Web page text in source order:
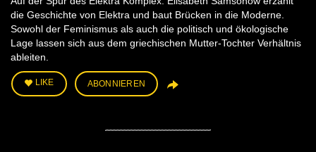
die Geschichte von Elektra und baut Brücken in die Moderne.
Sowohl der Feminismus als auch die politisch und ökologische
Lage lassen sich aus dem griechischen Mutter-Tochter Verhältnis
ableiten.
LIKE ABONNIEREN